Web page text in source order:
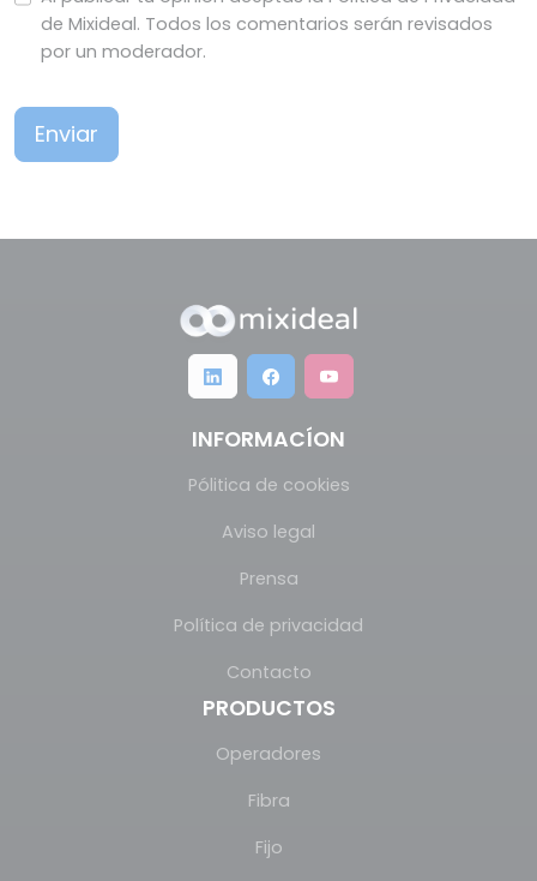
de Mixideal. Todos los comentarios serán revisados
por un moderador.
Enviar
INFORMACÍON
Pólitica de cookies
Aviso legal
Prensa
Política de privacidad
Contacto
PRODUCTOS
Operadores
Fibra
Fijo